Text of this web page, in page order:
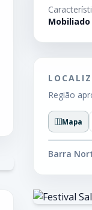
Mobiliado
Região
Mapa
Barra